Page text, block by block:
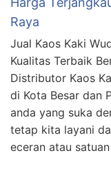
Raya
Jual Kaos Kaki
Kualitas Terbaik
Distributor Kaos
di Kota Besar dan
anda yang suka
tetap kita layani
eceran atau